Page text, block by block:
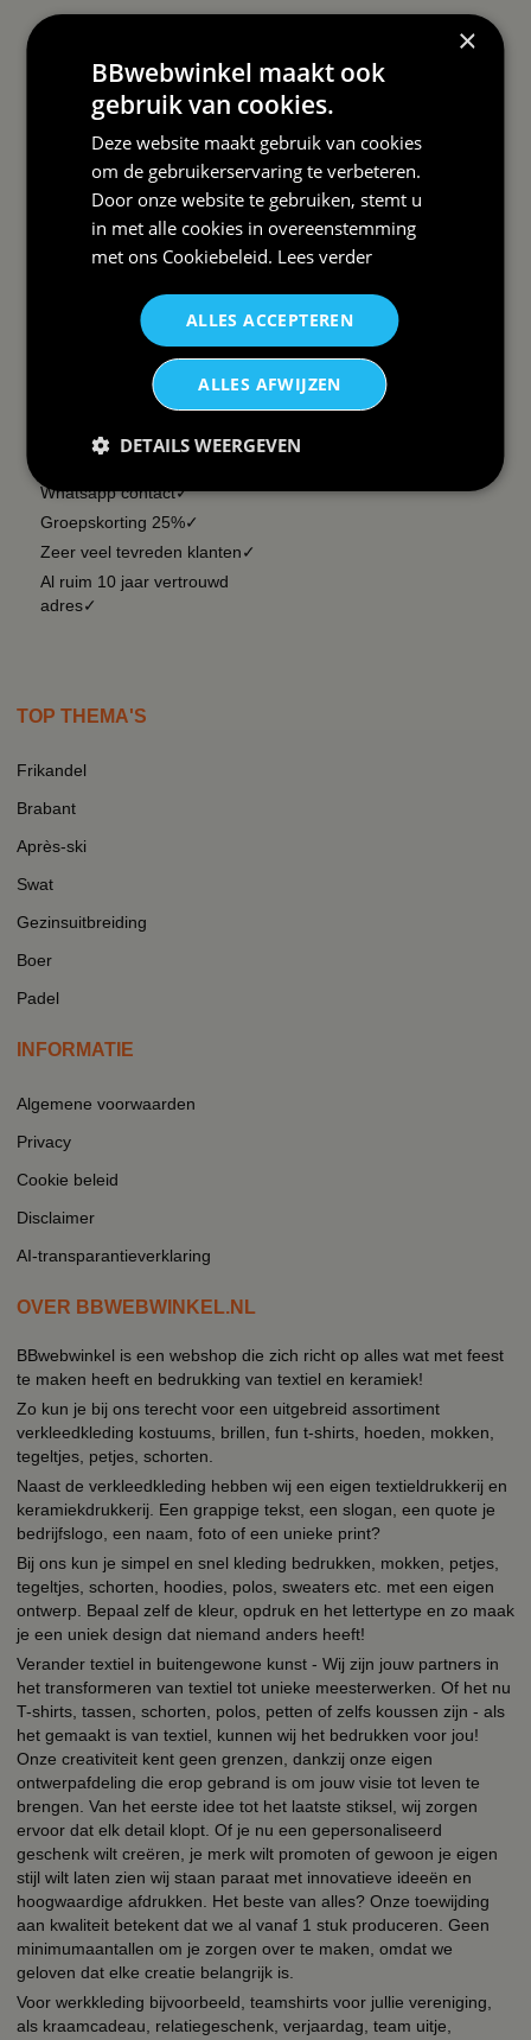
Retouren & Annuleren
Uitschrijven nieuwsbrief
Wij verzenden Postnl
BBWEBWINKEL:
Snelle levering✓
Lage verzendkosten✓
vanaf € 99 gratis✓
14 dagen retour recht✓
Whatsapp contact✓
Groepskorting 25%✓
Zeer veel tevreden klanten✓
Al ruim 10 jaar vertrouwd
adres✓
Wat vinden klanten van ons
RSS
TOP THEMA'S
Frikandel
Brabant
Après-ski
Swat
Gezinsuitbreiding
Boer
Padel
INFORMATIE
Algemene voorwaarden
Privacy
Cookie beleid
Disclaimer
AI-transparantieverklaring
OVER BBWEBWINKEL.NL
BBwebwinkel is een webshop die zich richt op alles wat met feest
te maken heeft en bedrukking van textiel en keramiek!
Zo kun je bij ons terecht voor een uitgebreid assortiment
verkleedkleding kostuums, brillen, fun t-shirts, hoeden, mokken,
tegeltjes, petjes, schorten.
Naast de verkleedkleding hebben wij een eigen textieldrukkerij en
keramiekdrukkerij. Een grappige tekst, een slogan, een quote je
bedrijfslogo, een naam, foto of een unieke print?
Bij ons kun je simpel en snel kleding bedrukken, mokken, petjes,
tegeltjes, schorten, hoodies, polos, sweaters etc. met een eigen
ontwerp. Bepaal zelf de kleur, opdruk en het lettertype en zo maak
je een uniek design dat niemand anders heeft!
Verander textiel in buitengewone kunst - Wij zijn jouw partners in
het transformeren van textiel tot unieke meesterwerken. Of het nu
T-shirts, tassen, schorten, polos, petten of zelfs koussen zijn - als
het gemaakt is van textiel, kunnen wij het bedrukken voor jou!
Onze creativiteit kent geen grenzen, dankzij onze eigen
ontwerpafdeling die erop gebrand is om jouw visie tot leven te
brengen. Van het eerste idee tot het laatste stiksel, wij zorgen
ervoor dat elk detail klopt. Of je nu een gepersonaliseerd
geschenk wilt creëren, je merk wilt promoten of gewoon je eigen
stijl wilt laten zien wij staan paraat met innovatieve ideeën en
hoogwaardige afdrukken. Het beste van alles? Onze toewijding
aan kwaliteit betekent dat we al vanaf 1 stuk produceren. Geen
minimumaantallen om je zorgen over te maken, omdat we
geloven dat elke creatie belangrijk is.
Voor werkkleding bijvoorbeeld, teamshirts voor jullie vereniging,
als kraamcadeau, relatiegeschenk, verjaardag, team uitje,
×
BBwebwinkel maakt ook
gebruik van cookies.
Deze website maakt gebruik van cookies
om de gebruikerservaring te verbeteren.
Door onze website te gebruiken, stemt u
in met alle cookies in overeenstemming
met ons Cookiebeleid. Lees verder
ALLES ACCEPTEREN
ALLES AFWIJZEN
DETAILS WEERGEVEN